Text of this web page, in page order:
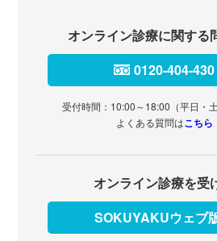
オンライン診療に関する
0120-404-430
受付時間：10:00～18:00（平日・
よくある質問はこちら
オンライン診療を受
SOKUYAKUウェブ